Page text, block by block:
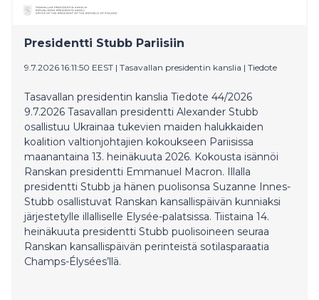
Presidentti Stubb Pariisiin
9.7.2026 16:11:50 EEST | Tasavallan presidentin kanslia | Tiedote
Tasavallan presidentin kanslia Tiedote 44/2026
9.7.2026 Tasavallan presidentti Alexander Stubb
osallistuu Ukrainaa tukevien maiden halukkaiden
koalition valtionjohtajien kokoukseen Pariisissa
maanantaina 13. heinäkuuta 2026. Kokousta isännöi
Ranskan presidentti Emmanuel Macron. Illalla
presidentti Stubb ja hänen puolisonsa Suzanne Innes-
Stubb osallistuvat Ranskan kansallispäivän kunniaksi
järjestetylle illalliselle Elysée-palatsissa. Tiistaina 14.
heinäkuuta presidentti Stubb puolisoineen seuraa
Ranskan kansallispäivän perinteistä sotilasparaatia
Champs-Élysées’llä.